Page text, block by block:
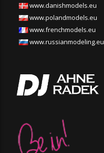
www.danishmodels.eu
www.polandmodels.eu
www.frenchmodels.eu
www.russianmodeling.eu